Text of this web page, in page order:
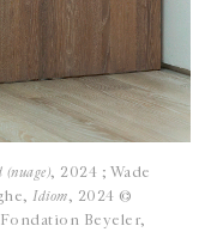
, 2024 ; Wade
Idiom, 2024 ©
Beyeler,